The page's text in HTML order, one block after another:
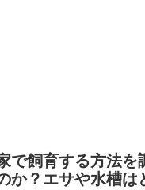
で飼育する方法を
か？エサや水槽は